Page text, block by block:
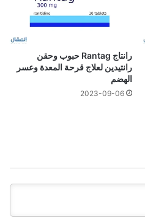
رانتاج Rantag حبوب وحقن
رانتيدين لعلاج قرحة المعدة وعسر
الهضم
2023-09-06